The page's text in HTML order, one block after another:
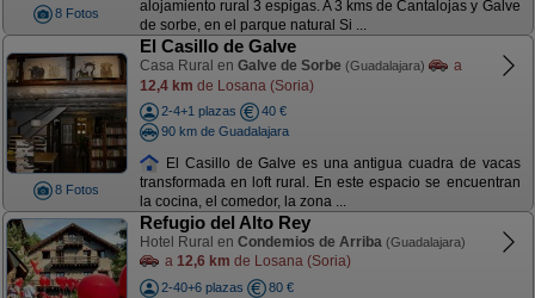
8 Fotos
alojamiento rural 3 espigas. A 3 kms de Cantalojas y Galve
de sorbe, en el parque natural Si ...
8 Fotos
El Casillo de Galve
Casa Rural en Galve de Sorbe (Guadalajara)
a
12,4 km de Losana (Soria)
2-4+1 plazas
40 €
90 km de Guadalajara
El Casillo de Galve es una antigua cuadra de vacas
transformada en loft rural. En este espacio se encuentran
la cocina, el comedor, la zona ...
Refugio del Alto Rey
Hotel Rural en Condemios de Arriba (Guadalajara)
a 12,6 km de Losana (Soria)
2-40+6 plazas
80 €